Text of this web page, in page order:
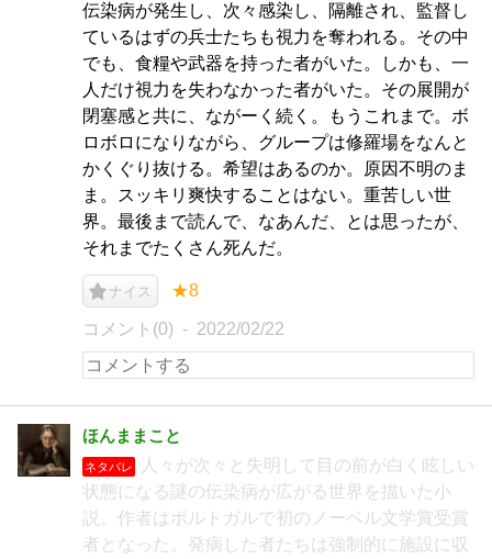
伝染病が発生し、次々感染し、隔離され、監督し
ているはずの兵士たちも視力を奪われる。その中
でも、食糧や武器を持った者がいた。しかも、一
人だけ視力を失わなかった者がいた。その展開が
閉塞感と共に、ながーく続く。もうこれまで。ボ
ロボロになりながら、グループは修羅場をなんと
かくぐり抜ける。希望はあるのか。原因不明のま
ま。スッキリ爽快することはない。重苦しい世
界。最後まで読んで、なあんだ、とは思ったが、
それまでたくさん死んだ。
ナイス ★8
コメント(0) 2022/02/22
ほんままこと
ネタバレ
人々が次々と失明して目の前が白く眩しい
状態になる謎の伝染病が広がる世界を描いた小
説。作者はポルトガルで初のノーベル文学賞受賞
者となった。発病した者たちは強制的に施設に収